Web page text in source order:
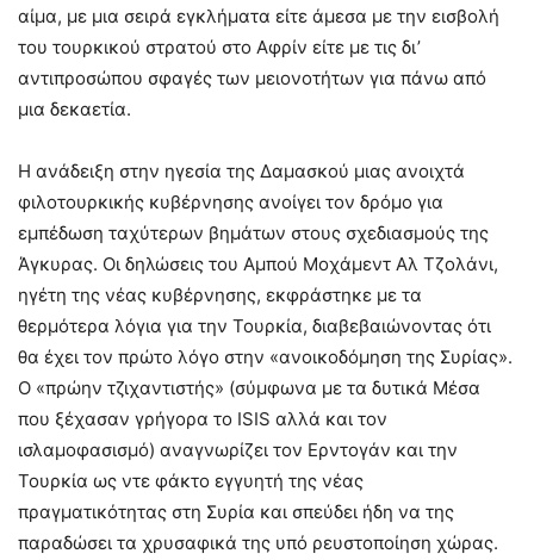
αίμα, με μια σειρά εγκλήματα είτε άμεσα με την εισβολή
του τουρκικού στρατού στο Αφρίν είτε με τις δι’
αντιπροσώπου σφαγές των μειονοτήτων για πάνω από
μια δεκαετία.
Η ανάδειξη στην ηγεσία της Δαμασκού μιας ανοιχτά
φιλοτουρκικής κυβέρνησης ανοίγει τον δρόμο για
εμπέδωση ταχύτερων βημάτων στους σχεδιασμούς της
Άγκυρας. Οι δηλώσεις του Αμπού Μοχάμεντ Αλ Τζολάνι,
ηγέτη της νέας κυβέρνησης, εκφράστηκε με τα
θερμότερα λόγια για την Τουρκία, διαβεβαιώνοντας ότι
θα έχει τον πρώτο λόγο στην «ανοικοδόμηση της Συρίας».
Ο «πρώην τζιχαντιστής» (σύμφωνα με τα δυτικά Μέσα
που ξέχασαν γρήγορα το ISIS αλλά και τον
ισλαμοφασισμό) αναγνωρίζει τον Ερντογάν και την
Τουρκία ως ντε φάκτο εγγυητή της νέας
πραγματικότητας στη Συρία και σπεύδει ήδη να της
παραδώσει τα χρυσαφικά της υπό ρευστοποίηση χώρας.